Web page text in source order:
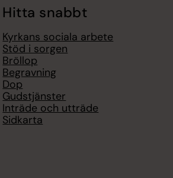
Hitta snabbt
Kyrkans sociala arbete
Stöd i sorgen
Bröllop
Begravning
Dop
Gudstjänster
Inträde och utträde
Sidkarta